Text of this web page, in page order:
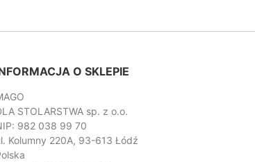
O SKLEPIE
STOLARSTWA sp. z o.o.
982 038 99 70
Kolumny 220A, 93-613 Łódź